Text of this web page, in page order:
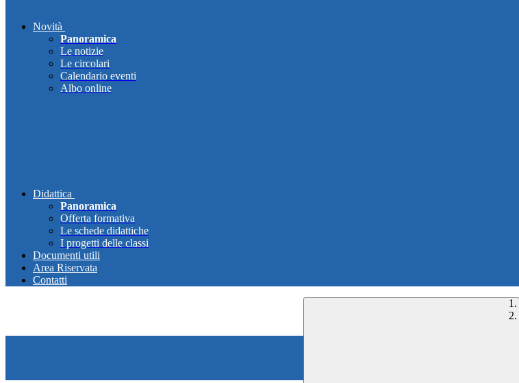
Novità
Panoramica
Le notizie
Le circolari
Calendario eventi
Albo online
Didattica
Panoramica
Offerta formativa
Le schede didattiche
I progetti delle classi
Documenti utili
Area Riservata
Contatti